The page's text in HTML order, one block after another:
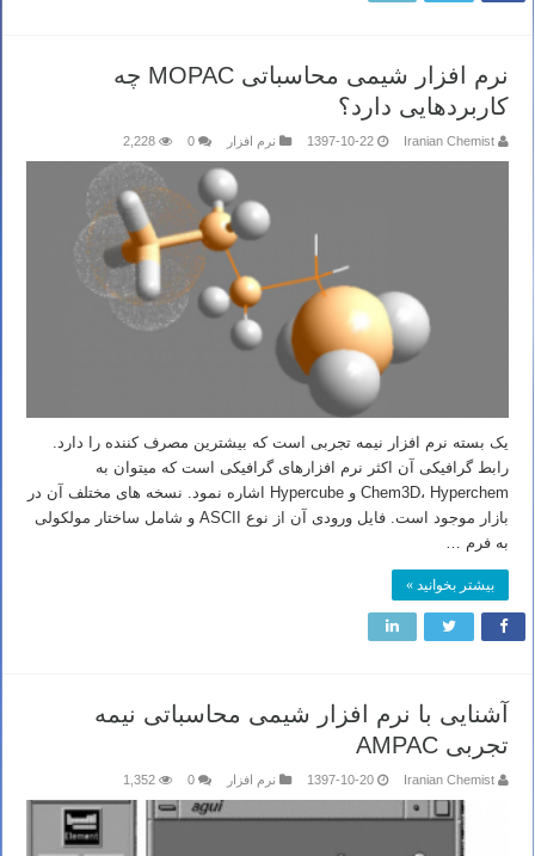
نرم افزار شیمی محاسباتی MOPAC چه
کاربردهایی دارد؟
Iranian Chemist
1397-10-22 نرم افزار 0
2,228
یک بسته نرم افزار نیمه تجربی است که بیشترین مصرف کننده را دارد.
رابط گرافیکی آن اکثر نرم افزارهای گرافیکی است که میتوان به
Chem3D، Hyperchem و Hypercube اشاره نمود. نسخه های مختلف آن در
بازار موجود است. فایل ورودی آن از نوع ASCII و شامل ساختار مولکولی
به فرم …
بیشتر بخوانید »
آشنایی با نرم افزار شیمی محاسباتی نیمه
تجربی AMPAC
Iranian Chemist
1397-10-20 نرم افزار 0
1,352